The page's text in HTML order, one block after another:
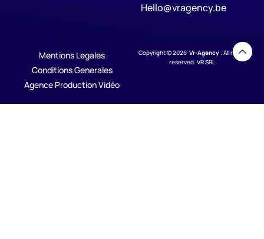
Hello@vragency.be
Mentions Legales
Conditions Generales
Agence Production Vidéo
Copyright © 2026 Vr-Agency. All rights
reserved. VR SRL